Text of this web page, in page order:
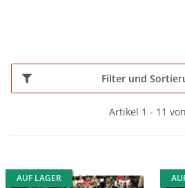
Filter und
Artikel 1 - 11
AUF LAGER